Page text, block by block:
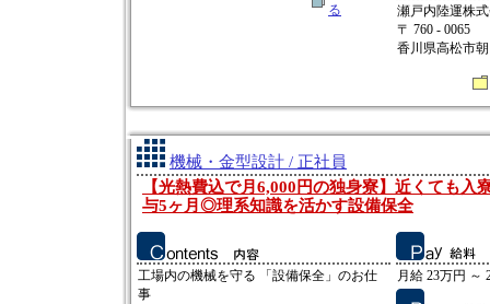
る
瀬戸内陸運株
〒 760 - 0065
香川県高松市
機械・金型設計 / 正社員
【光熱費込で月6,000円の独身寮】近くても入
与5ヶ月◎理系知識を活かす設備保全
工場内の機械を守る 「設備保全」のお仕
事
月給 23万円 ～